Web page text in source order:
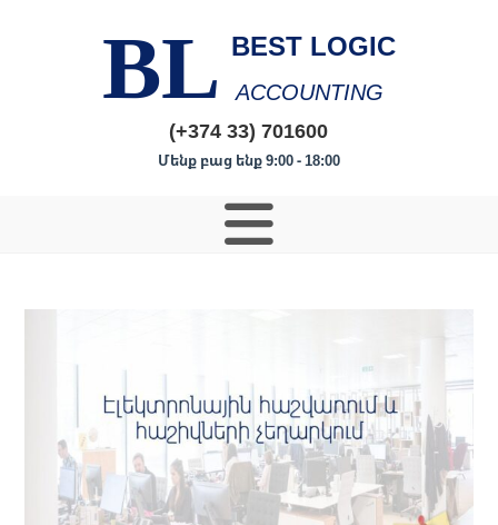
BL BEST LOGIC
ACCOUNTING
(+374 33) 701600
Մենք բաց ենք 9:00 - 18:00